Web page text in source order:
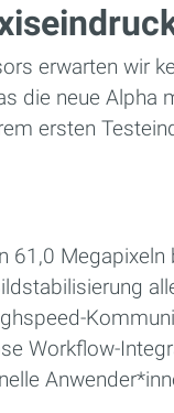
erwarten wir
die neue Alpha
ersten
61,0 Megapixeln
Workflow-